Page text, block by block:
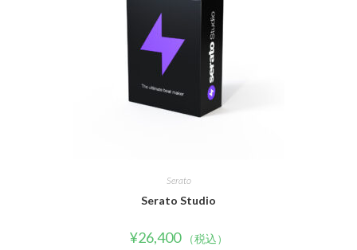
Serato
Serato Studio
¥26,400 （税込）